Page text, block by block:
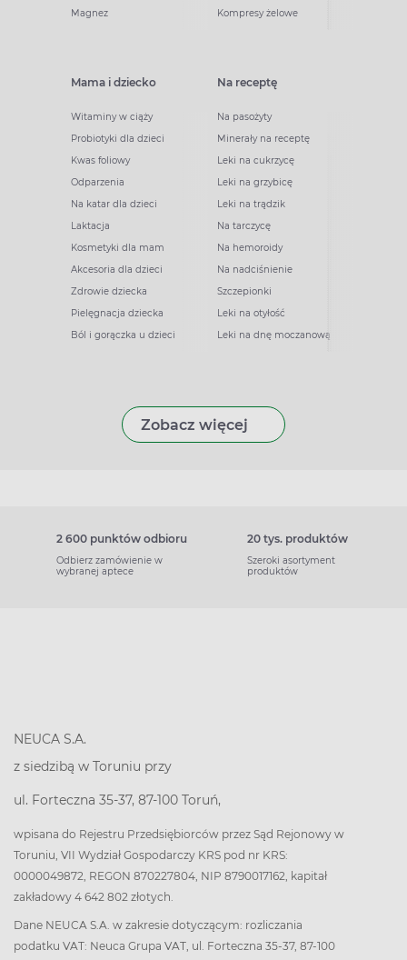
Magnez
Kompresy żelowe
Mama i dziecko
Witaminy w ciąży
Probiotyki dla dzieci
Kwas foliowy
Odparzenia
Na katar dla dzieci
Laktacja
Kosmetyki dla mam
Akcesoria dla dzieci
Zdrowie dziecka
Pielęgnacja dziecka
Ból i gorączka u dzieci
Na receptę
Na pasożyty
Minerały na receptę
Leki na cukrzycę
Leki na grzybicę
Leki na trądzik
Na tarczycę
Na hemoroidy
Na nadciśnienie
Szczepionki
Leki na otyłość
Leki na dnę moczanową
Zobacz więcej
2 600 punktów odbioru
Odbierz zamówienie w
wybranej aptece
20 tys. produktów
Szeroki asortyment
produktów
NEUCA S.A.
z siedzibą w Toruniu przy
ul. Forteczna 35-37, 87-100 Toruń,
wpisana do Rejestru Przedsiębiorców przez Sąd Rejonowy w
Toruniu, VII Wydział Gospodarczy KRS pod nr KRS:
0000049872, REGON 870227804, NIP 8790017162, kapitał
zakładowy 4 642 802 złotych.
Dane NEUCA S.A. w zakresie dotyczącym: rozliczania
podatku VAT: Neuca Grupa VAT, ul. Forteczna 35-37, 87-100